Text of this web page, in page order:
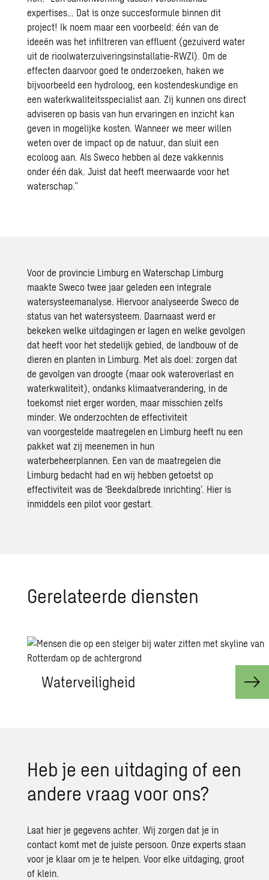
expertises… Dat is onze succesformule binnen dit
project! Ik noem maar een voorbeeld: één van de
ideeën was het infiltreren van effluent (gezuiverd water
uit de rioolwaterzuiveringsinstallatie-RWZI). Om de
effecten daarvoor goed te onderzoeken, haken we
bijvoorbeeld een hydroloog, een kostendeskundige en
eenwaterkwaliteitsspecialist aan. Zij kunnen ons direct
adviseren op basis van hun ervaringen en inzicht kan
geven in mogelijke kosten. Wanneer we meer willen
weten over de impact op de natuur, dan sluit een
ecoloog aan. Als Sweco hebben al deze vakkennis
onder één dak. Juist dat heeft meerwaarde voor het
waterschap.”
Voor de provincie Limburg en Waterschap Limburg
maakte Sweco twee jaar geleden een integrale
watersysteemanalyse. Hiervoor analyseerde Sweco de
status van het watersysteem. Daarnaast werd er
bekeken welke uitdagingen er lagen en welke gevolgen
dat heeft voor het stedelijk gebied, de landbouw of de
dieren en planten in Limburg. Met als doel: zorgen dat
de gevolgen van droogte (maar ook wateroverlast en
waterkwaliteit), ondanks klimaatverandering, in de
toekomst niet erger worden, maar misschien zelfs
minder. We onderzochten de effectiviteit
van voorgestelde maatregelen en Limburg heeft nu een
pakket wat zij meenemen in hun
waterbeheerplannen. Een van de maatregelen die
Limburg bedacht had en wij hebben getoetst op
effectiviteit was de ‘Beekdalbrede inrichting’. Hier is
inmiddels een pilot voor gestart.
Ge­re­la­teer­de dien­sten
Waterveiligheid
Heb je een uit­da­ging of een
an­de­re vraag voor ons?
Laat hier je gegevens achter. Wij zorgen dat je in
contact komt met de juiste persoon. Onze experts staan
voor je klaar om je te helpen. Voor elke uitdaging, groot
of klein.